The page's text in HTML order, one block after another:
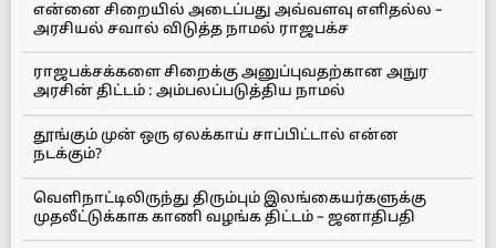
என்னை சிறையில் அடைப்பது அவ்வளவு எளிதல்ல –
அரசியல் சவால் விடுத்த நாமல் ராஜபக்ச
ராஜபக்சக்களை சிறைக்கு அனுப்புவதற்கான அநுர
அரசின் திட்டம் : அம்பலப்படுத்திய நாமல்
தூங்கும் முன் ஒரு ஏலக்காய் சாப்பிட்டால் என்ன
நடக்கும்?
வெளிநாட்டிலிருந்து திரும்பும் இலங்கையர்களுக்கு
முதலீட்டுக்காக காணி வழங்க திட்டம் – ஜனாதிபதி